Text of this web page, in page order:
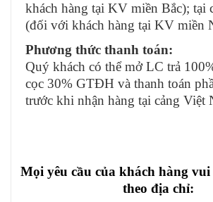
khách hàng tại KV miền Bắc); tại
(đối với khách hàng tại KV miền
Phương thức thanh toán:
Quý khách có thể mở LC trả
cọc 30% GTĐH và thanh toán
trước khi nhận hàng tại cảng Việt
Mọi yêu cầu của khách hàng vui
theo địa chỉ: